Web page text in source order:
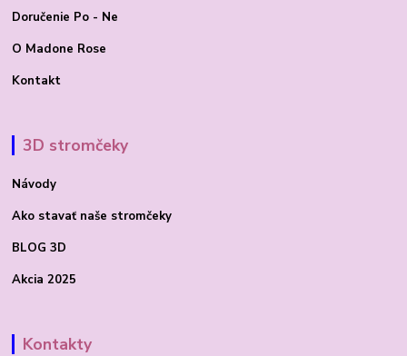
Doručenie Po - Ne
O Madone Rose
Kontakt
3D stromčeky
Návody
Ako stavať naše stromčeky
BLOG 3D
Akcia 2025
Kontakty